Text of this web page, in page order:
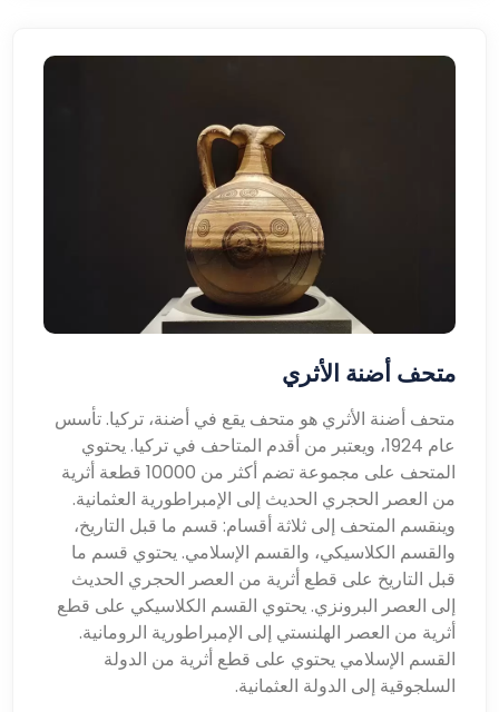
متحف أضنة الأثري
متحف أضنة الأثري هو متحف يقع في أضنة، تركيا. تأسس
عام 1924، ويعتبر من أقدم المتاحف في تركيا. يحتوي
المتحف على مجموعة تضم أكثر من 10000 قطعة أثرية
من العصر الحجري الحديث إلى الإمبراطورية العثمانية.
وينقسم المتحف إلى ثلاثة أقسام: قسم ما قبل التاريخ،
والقسم الكلاسيكي، والقسم الإسلامي. يحتوي قسم ما
قبل التاريخ على قطع أثرية من العصر الحجري الحديث
إلى العصر البرونزي. يحتوي القسم الكلاسيكي على قطع
أثرية من العصر الهلنستي إلى الإمبراطورية الرومانية.
القسم الإسلامي يحتوي على قطع أثرية من الدولة
السلجوقية إلى الدولة العثمانية.